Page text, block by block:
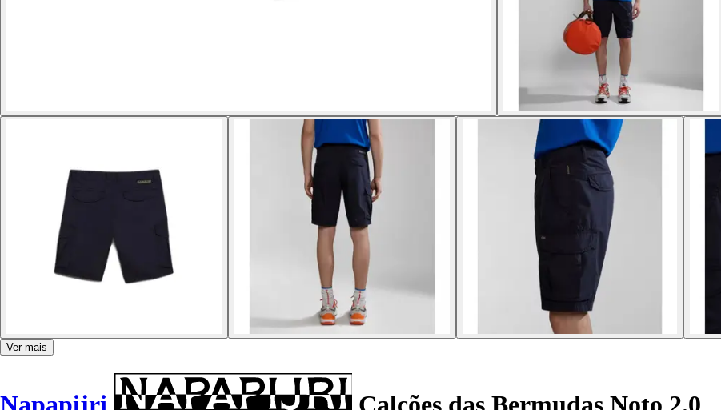
Ver mais
Napapijri Calções das Bermudas Noto 2.0